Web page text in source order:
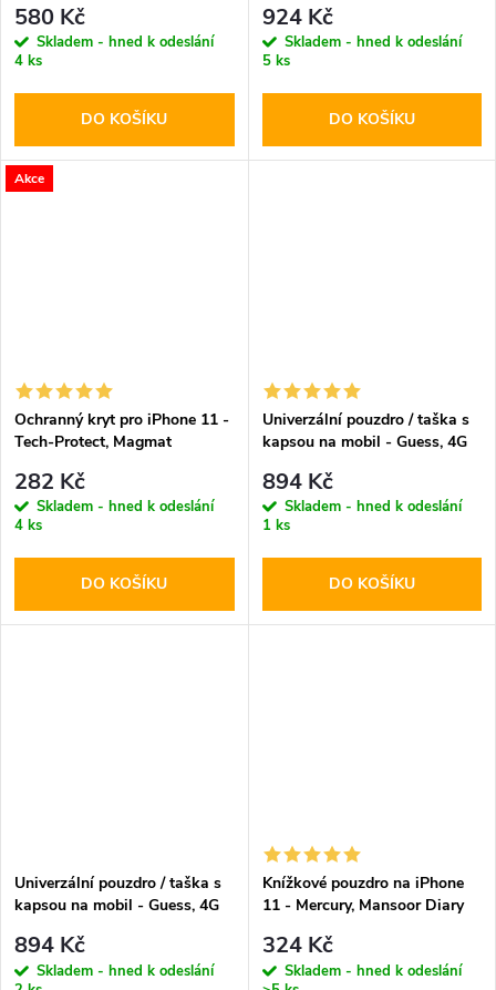
580 Kč
Skladem - hned k odeslání
4 ks
DO KOŠÍKU
924 Kč
Skladem - hned k odeslání
5 ks
DO KOŠÍKU
Akce
Ochranný kryt pro iPhone 11 -
Tech-Protect, Magmat
282 Kč
Skladem - hned k odeslání
4 ks
DO KOŠÍKU
Univerzální pouzdro / taška s
kapsou na mobil - Guess, 4G
894 Kč
Skladem - hned k odeslání
1 ks
DO KOŠÍKU
Univerzální pouzdro / taška s
kapsou na mobil - Guess, 4G
894 Kč
Skladem - hned k odeslání
Knížkové pouzdro na iPhone
11 - Mercury, Mansoor Diary
324 Kč
Skladem - hned k odeslání